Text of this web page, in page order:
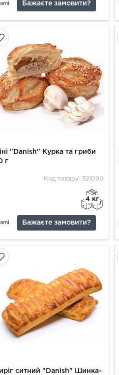
Бажаєте замовити?
"Danish" Курка та гриби
г
Код товару: 321090
4 кг
Бажаєте замовити?
ситний "Danish" Шинка-